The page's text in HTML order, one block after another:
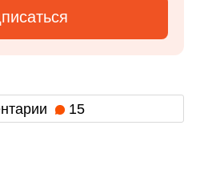
15